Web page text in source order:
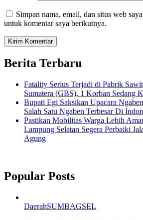
Simpan nama, email, dan situs web
untuk komentar saya berikutnya.
Berita Terbaru
Fatality Serius Terjadi di Pabrik
Sumatera (GBS), 1 Korban Sedang
Bupati Egi Saksikan Upacara
Salah Satu Ngaben Terbesar Di
Pastikan Mobilitas Warga Lebih
Lampung Selatan Segera Perbaiki
Agung
Popular Posts
DaerahSUMBAGSEL